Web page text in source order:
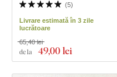
(5)
Livrare estimată în 3 zile
lucrătoare
de la 49,00 lei
65,40 lei